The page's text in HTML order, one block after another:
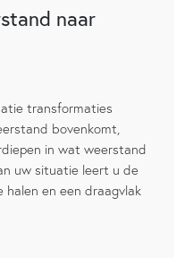
naar
transformaties
bovenkomt,
in wat weerstand
uw situatie leert u de
en een draagvlak